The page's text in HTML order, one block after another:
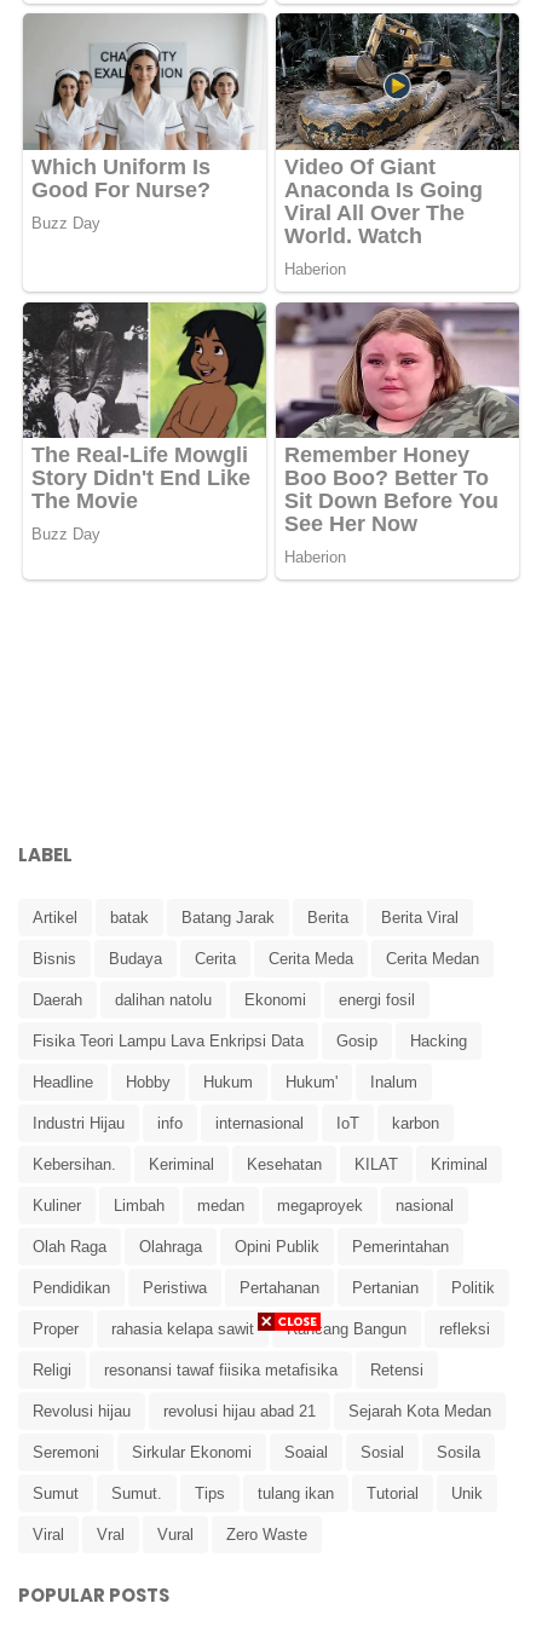
LABEL
Artikel batak Batang Jarak Berita Berita Viral
Bisnis Budaya Cerita Cerita Meda Cerita Medan
Daerah dalihan natolu Ekonomi energi fosil
Fisika Teori Lampu Lava Enkripsi Data Gosip Hacking
Headline Hobby Hukum Hukum' Inalum
Industri Hijau info internasional IoT karbon
Kebersihan. Keriminal Kesehatan KILAT Kriminal
Kuliner Limbah medan megaproyek nasional
Olah Raga Olahraga Opini Publik Pemerintahan
Pendidikan Peristiwa Pertahanan Pertanian Politik
Proper rahasia kelapa sawit Rancang Bangun refleksi
Religi resonansi tawaf fiisika metafisika Retensi
Revolusi hijau revolusi hijau abad 21 Sejarah Kota Medan
Seremoni Sirkular Ekonomi Soaial Sosial Sosila
Sumut Sumut. Tips tulang ikan Tutorial Unik
Viral Vral Vural Zero Waste
POPULAR POSTS